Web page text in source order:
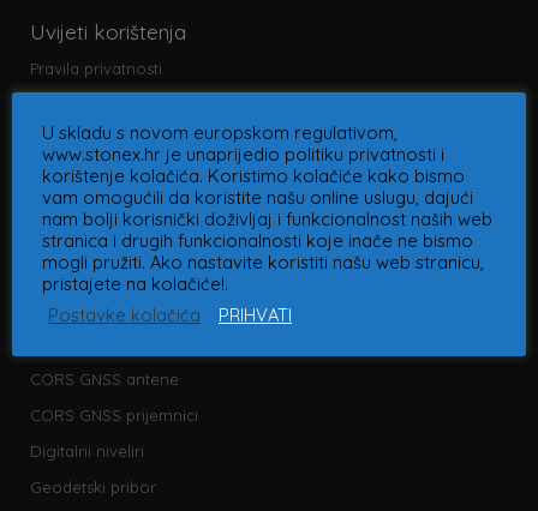
Uvijeti korištenja
Pravila privatnosti
Kategorije proizvoda
3D Skeneri
3D softver
CORS GNSS antene
CORS GNSS prijemnici
Digitalni niveliri
Geodetski pribor
U skladu s novom europskom regulativom,
www.stonex.hr je unaprijedio politiku privatnosti i
korištenje kolačića. Koristimo kolačiće kako bismo
vam omogućili da koristite našu online uslugu, dajući
nam bolji korisnički doživljaj i funkcionalnost naših web
stranica i drugih funkcionalnosti koje inače ne bismo
mogli pružiti. Ako nastavite koristiti našu web stranicu,
pristajete na kolačiće!.
Postavke kolačića
PRIHVATI